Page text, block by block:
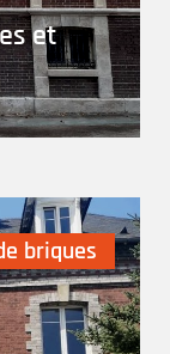
et
briques